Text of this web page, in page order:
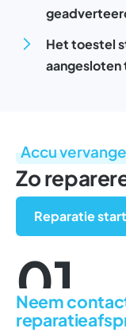
Het toestel
aangesloten
Accu
Zo
Reparatie
01
Neem